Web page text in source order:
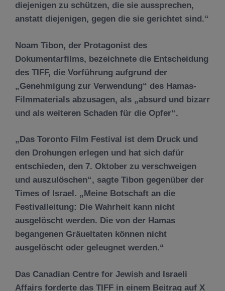
diejenigen zu schützen, die sie aussprechen,
anstatt diejenigen, gegen die sie gerichtet sind.“
Noam Tibon, der Protagonist des
Dokumentarfilms, bezeichnete die Entscheidung
des TIFF, die Vorführung aufgrund der
„Genehmigung zur Verwendung“ des Hamas-
Filmmaterials abzusagen, als „absurd und bizarr
und als weiteren Schaden für die Opfer“.
„Das Toronto Film Festival ist dem Druck und
den Drohungen erlegen und hat sich dafür
entschieden, den 7. Oktober zu verschweigen
und auszulöschen“, sagte Tibon gegenüber der
Times of Israel. „Meine Botschaft an die
Festivalleitung: Die Wahrheit kann nicht
ausgelöscht werden. Die von der Hamas
begangenen Gräueltaten können nicht
ausgelöscht oder geleugnet werden.“
Das Canadian Centre for Jewish and Israeli
Affairs forderte das TIFF in einem Beitrag auf X